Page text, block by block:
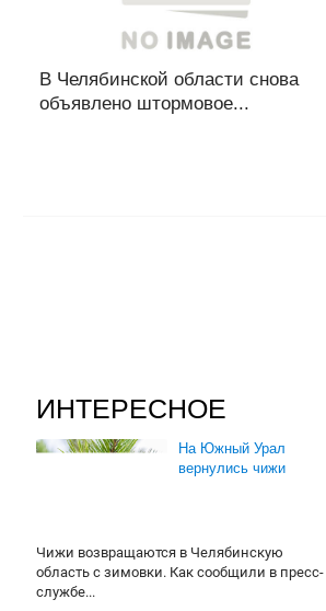
В Челябинской области снова
объявлено штормовое...
ИНТЕРЕСНОЕ
На Южный Урал
вернулись чижи
Чижи возвращаются в Челябинскую
область с зимовки. Как сообщили в пресс-
службе...